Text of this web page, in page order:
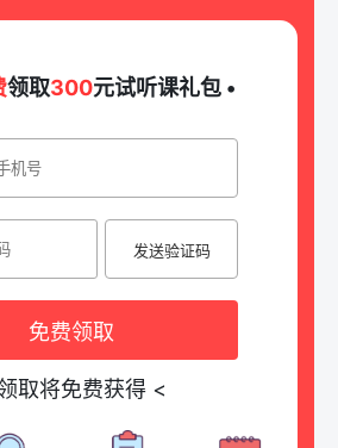
领取300元试听课礼包 •
发送验证码
免费领取
取将免费获得 <